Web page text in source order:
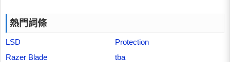
熱門詞條
LSD
Protection
Razer Blade
tba